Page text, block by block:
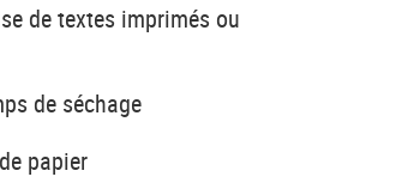
de textes imprimés ou
de séchage
papier